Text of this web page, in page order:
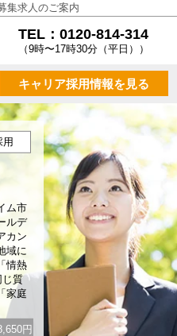
集求人のご案内
TEL：0120-814-314
（9時〜17時30分（平日））
キャリア採用情報を見る
用
ム市
ルデ
カン
域に
情熱
じ質
家庭
円